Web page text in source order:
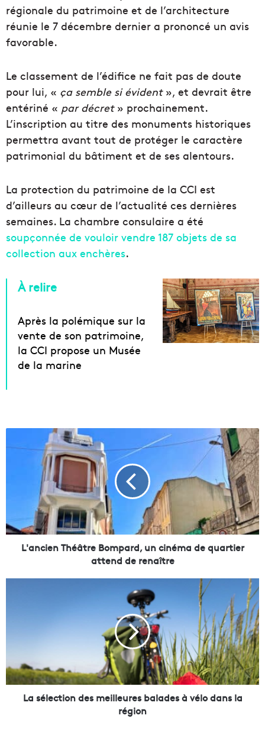
régionale du patrimoine et de l’architecture
réunie le 7 décembre dernier a prononcé un avis
favorable.
Le classement de l’édifice ne fait pas de doute
pour lui, « ça semble si évident», et devrait être
entériné « par décret» prochainement.
L’inscription au titre des monuments historiques
permettra avant tout de protéger le caractère
patrimonial du bâtiment et de ses alentours.
La protection du patrimoine de la CCI est
d’ailleurs au cœur de l’actualité ces dernières
semaines. La chambre consulaire a été
soupçonnée de vouloir vendre 187 objets de sa
collection aux enchères.
À relire
Après la polémique sur la
vente de son patrimoine,
la CCI propose un Musée
de la marine
n
T
a
r
L'ancien Théâtre Bompard, un cinéma de quartier
attend de renaître
t
i
La sélection des meilleures balades à vélo dans la
région